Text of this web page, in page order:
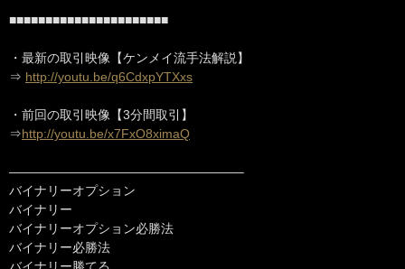
■■■■■■■■■■■■■■■■■■■■■■
・最新の取引映像【ケンメイ流手法解説】
⇒ http://youtu.be/q6CdxpYTXxs
・前回の取引映像【3分間取引】
⇒http://youtu.be/x7FxO8ximaQ
——————————————————–
バイナリーオプション
バイナリー
バイナリーオプション必勝法
バイナリー必勝法
バイナリー勝てる